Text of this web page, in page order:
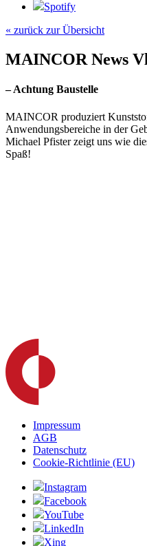
Spotify
« zurück zur Übersicht
MAINCOR News
– Achtung Baustelle
MAINCOR produziert
Anwendungsbereiche in der
Michael Pfister zeigt uns wie
Spaß!
Impressum
AGB
Datenschutz
Cookie-Richtlinie (EU)
Instagram
Facebook
YouTube
LinkedIn
Xing